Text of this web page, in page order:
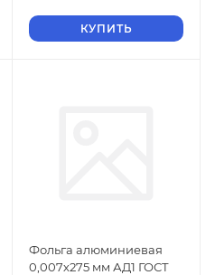
КУПИТЬ
Фольга алюминиевая
0,007х275 мм АД1 ГОСТ